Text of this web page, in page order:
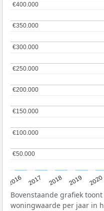
2016 2017 2018 2019 2020
€50.000
€50.000
€100.000
€100.000
€150.000
€150.000
€200.000
€200.000
€250.000
€250.000
€300.000
€300.000
€350.000
€350.000
€400.000
€400.000
Bovenstaande grafiek
woningwaarde per jaar in